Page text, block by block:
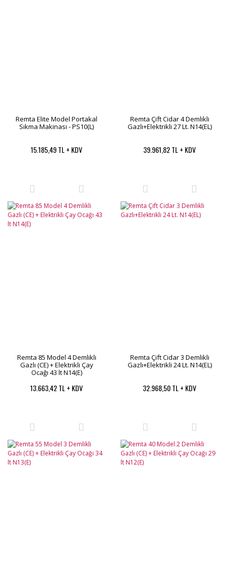
Remta Elite Model Portakal
Sıkma Makinası - PS10(L)
15.185,49 TL + KDV
Remta Çift Cidar 4 Demlikli
Gazlı+Elektrikli 27 Lt. N14(EL)
39.961,82 TL + KDV
Remta 85 Model 4 Demlikli
Gazlı (CE) + Elektrikli Çay
Ocağı 43 lt N14(E)
13.663,42 TL + KDV
Remta Çift Cidar 3 Demlikli
Gazlı+Elektrikli 24 Lt. N14(EL)
32.968,50 TL + KDV